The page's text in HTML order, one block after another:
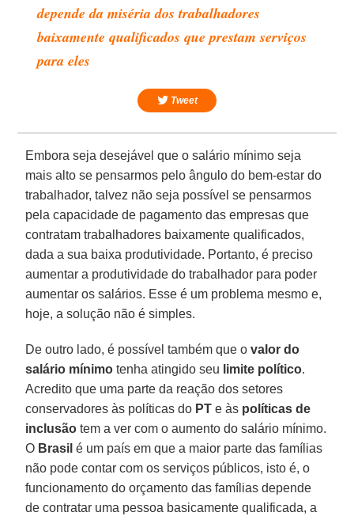
depende da miséria dos trabalhadores
baixamente qualificados que prestam serviços
para eles
Tweet
Embora seja desejável que o salário mínimo seja
mais alto se pensarmos pelo ângulo do bem-estar do
trabalhador, talvez não seja possível se pensarmos
pela capacidade de pagamento das empresas que
contratam trabalhadores baixamente qualificados,
dada a sua baixa produtividade. Portanto, é preciso
aumentar a produtividade do trabalhador para poder
aumentar os salários. Esse é um problema mesmo e,
hoje, a solução não é simples.
De outro lado, é possível também que ovalor do
salário mínimo tenha atingido seu limite político.
Acredito que uma parte da reação dos setores
conservadores às políticas do PT e às políticas de
inclusão tem a ver com o aumento do salário mínimo.
O Brasil é um país em que a maior parte das famílias
não pode contar com os serviços públicos, isto é, o
funcionamento do orçamento das famílias depende
de contratar uma pessoa basicamente qualificada, a